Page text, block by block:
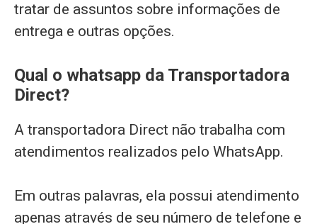
tratar de assuntos sobre informações de
entrega e outras opções.
Qual o whatsapp da Transportadora
Direct?
A transportadora Direct não trabalha com
atendimentos realizados pelo WhatsApp.
Em outras palavras, ela possui atendimento
apenas através de seu número de telefone e